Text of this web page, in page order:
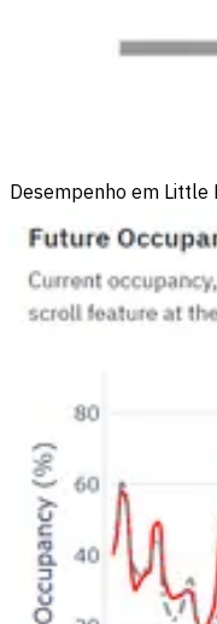
Desempenho em Little